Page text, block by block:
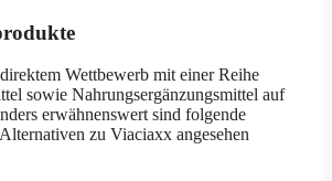
Wettbewerb mit einer Reihe
sowie Nahrungsergänzungsmittel auf
erwähnenswert sind folgende
zu Viaciaxx angesehen